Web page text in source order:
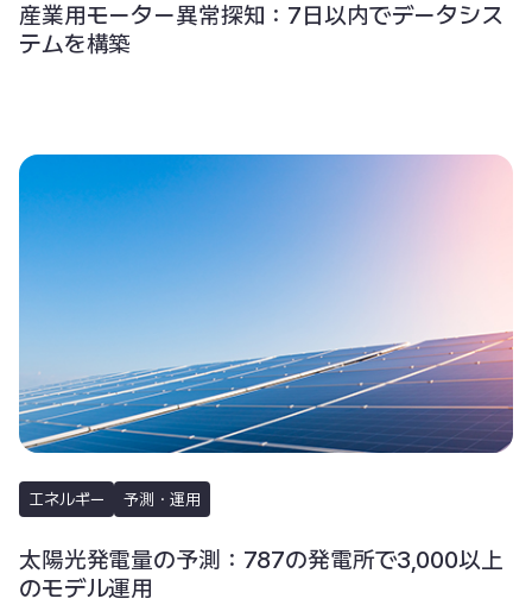
産業用モーター異常探知：7日以内でデータシス
テムを構築
エネルギー 予測・運用
太陽光発電量の予測：787の発電所で3,000以上
のモデル運用